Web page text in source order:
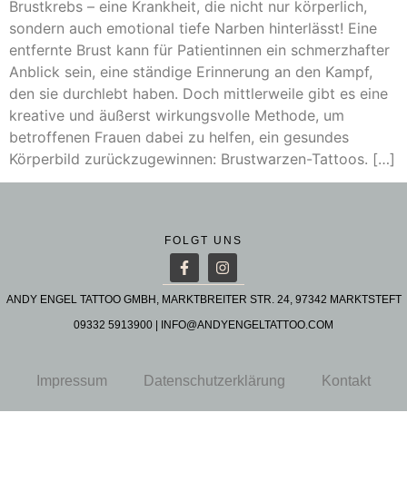
Brustkrebs – eine Krankheit, die nicht nur körperlich,
sondern auch emotional tiefe Narben hinterlässt! Eine
entfernte Brust kann für Patientinnen ein schmerzhafter
Anblick sein, eine ständige Erinnerung an den Kampf,
den sie durchlebt haben. Doch mittlerweile gibt es eine
kreative und äußerst wirkungsvolle Methode, um
betroffenen Frauen dabei zu helfen, ein gesundes
Körperbild zurückzugewinnen: Brustwarzen-Tattoos. […]
FOLGT UNS
ANDY ENGEL TATTOO GMBH, MARKTBREITER STR. 24, 97342 MARKTSTEFT
09332 5913900
INFO@ANDYENGELTATTOO.COM
Impressum Datenschutzerklärung Kontakt